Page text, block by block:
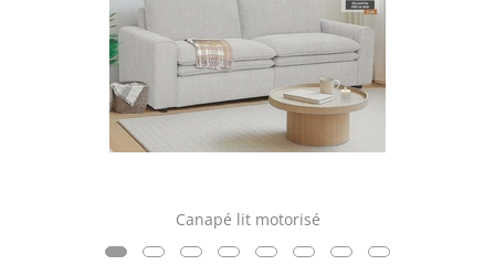
Canapé lit motorisé